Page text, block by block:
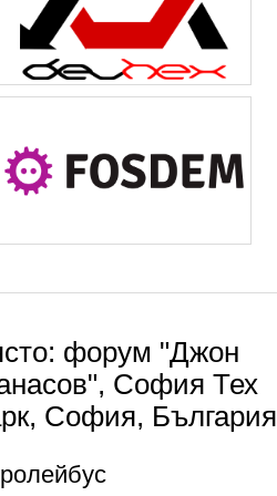
форум "Джон
София Тех
София, България